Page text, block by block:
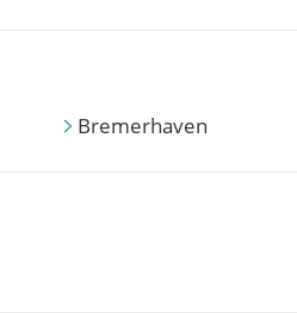
Bremerhaven